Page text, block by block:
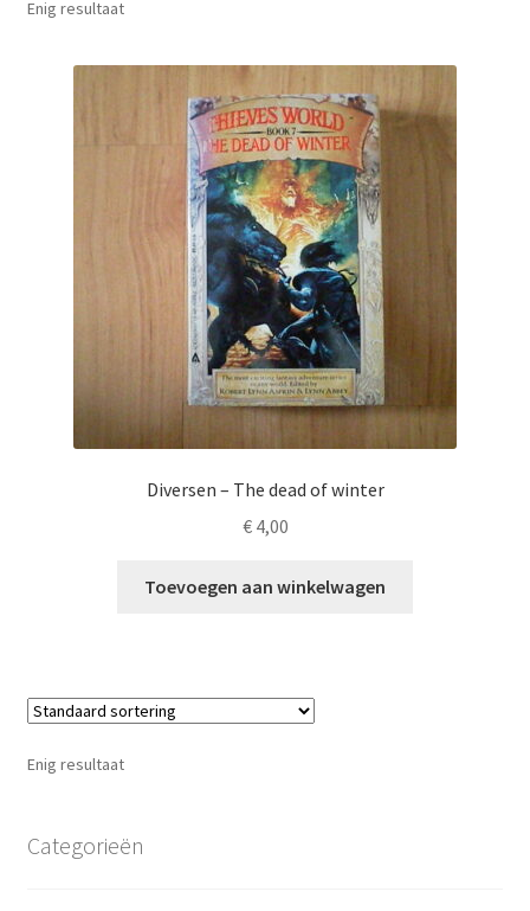
Enig resultaat
Diversen – The dead of winter
€4,00
Toevoegen aan winkelwagen
Enig resultaat
Categorieën